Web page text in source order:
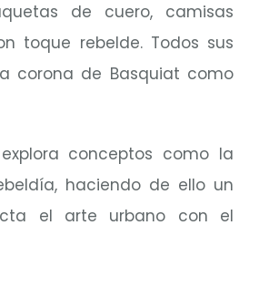
de cuero, camisas
toque rebelde. Todos sus
corona de Basquiat como
conceptos como la
haciendo de ello un
el arte urbano con el